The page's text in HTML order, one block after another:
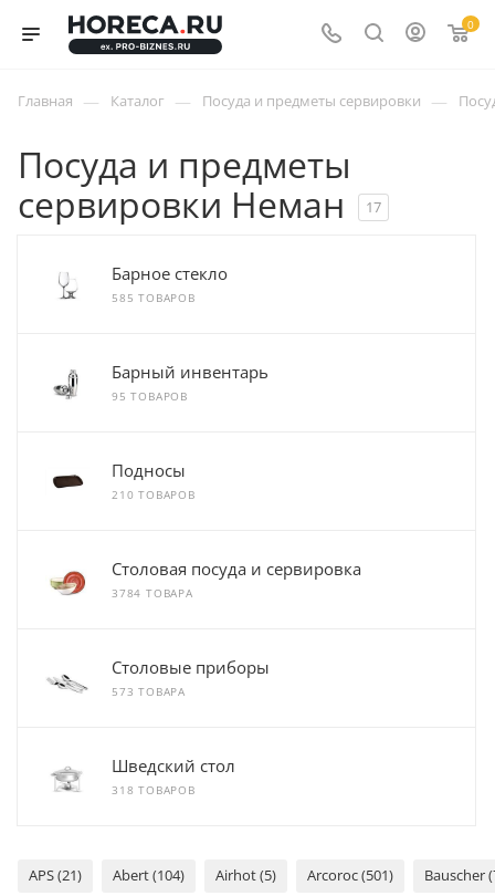
0
Главная — Каталог — Посуда и предметы сервировки —
Посуда и предметы
сервировки Неман
17
Барное стекло
585 ТОВАРОВ
Барный инвентарь
95 ТОВАРОВ
Подносы
210 ТОВАРОВ
Столовая посуда и сервировка
3784 ТОВАРА
Столовые приборы
573 ТОВАРА
Шведский стол
318 ТОВАРОВ
APS (21) Abert (104) Airhot (5) Arcoroc (501) Bauscher